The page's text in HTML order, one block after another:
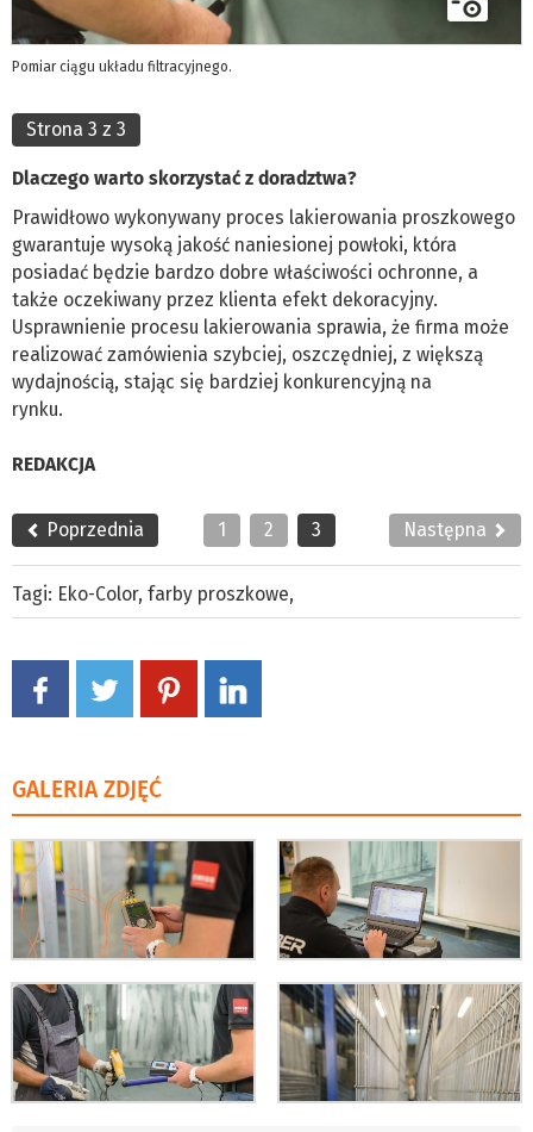
Pomiar ciągu układu filtracyjnego.
Strona 3 z 3
Dlaczego warto skorzystać z doradztwa?
Prawidłowo wykonywany proces lakierowania proszkowego
gwarantuje wysoką jakość naniesionej powłoki, która
posiadać będzie bardzo dobre właściwości ochronne, a
także oczekiwany przez klienta efekt dekoracyjny.
Usprawnienie procesu lakierowania sprawia, że firma może
realizować zamówienia szybciej, oszczędniej, z większą
wydajnością, stając się bardziej konkurencyjną na
rynku.
REDAKCJA
Poprzednia 1 2 3 Następna
Tagi: Eko-Color, farby proszkowe,
GALERIA ZDJĘĆ